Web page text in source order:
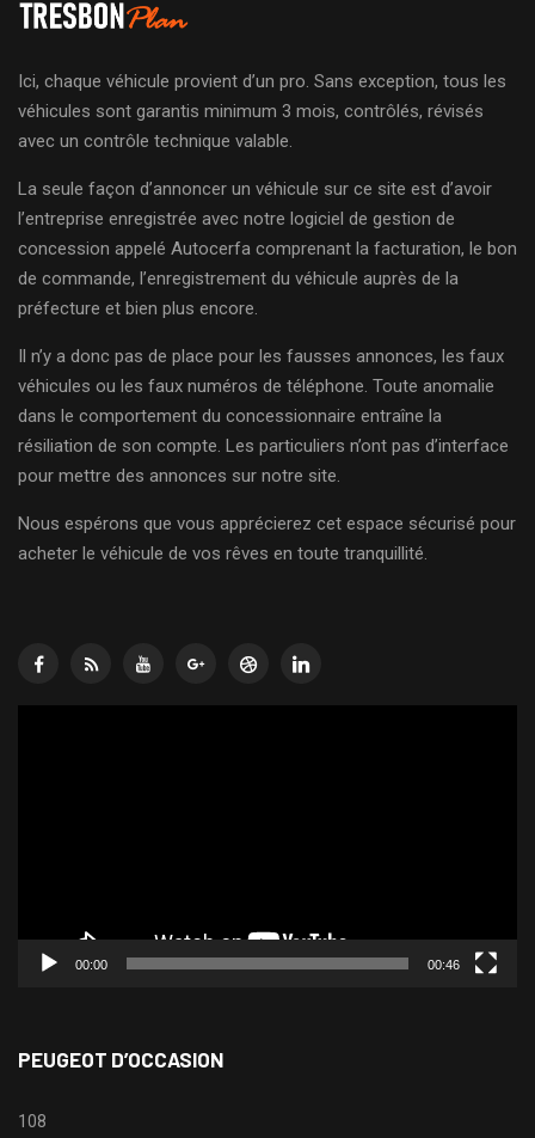
Ici, chaque véhicule provient d’un pro. Sans exception, tous les
véhicules sont garantis minimum 3 mois, contrôlés, révisés
avec un contrôle technique valable.
La seule façon d’annoncer un véhicule sur ce site est d’avoir
l’entreprise enregistrée avec notre logiciel de gestion de
concession appelé Autocerfa comprenant la facturation, le bon
de commande, l’enregistrement du véhicule auprès de la
préfecture et bien plus encore.
Il n’y a donc pas de place pour les fausses annonces, les faux
véhicules ou les faux numéros de téléphone. Toute anomalie
dans le comportement du concessionnaire entraîne la
résiliation de son compte. Les particuliers n’ont pas d’interface
pour mettre des annonces sur notre site.
Nous espérons que vous apprécierez cet espace sécurisé pour
acheter le véhicule de vos rêves en toute tranquillité.
00:00 00:46
PEUGEOT D’OCCASION
108